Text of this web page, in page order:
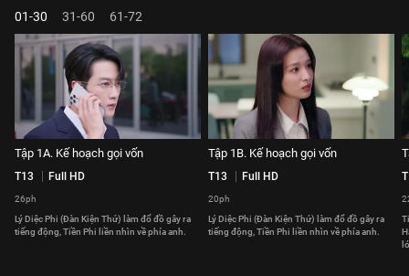
01-30 31-60 61-72
Tập 1A. Kế hoạch gọi vốn
T13 Full HD
26ph
Lý Diệc Phi (Đàn Kiện Thứ) làm đổ đồ gây ra
tiếng động, Tiền Phi liền nhìn về phía anh.
Tập 1B. Kế hoạch gọi vốn
T13 Full HD
20ph
Lý Diệc Phi (Đàn Kiện Thứ) làm đổ đồ gây ra
tiếng động, Tiền Phi liền nhìn về phía anh.